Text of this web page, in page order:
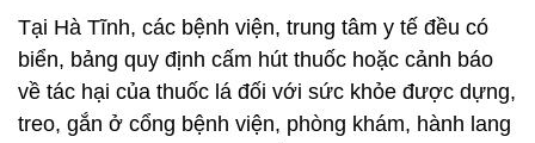
Tại Hà Tĩnh, các bệnh viện, trung tâm y tế đều có
biển, bảng quy định cấm hút thuốc hoặc cảnh báo
về tác hại của thuốc lá đối với sức khỏe được dựng,
treo, gắn ở cổng bệnh viện, phòng khám, hành lang